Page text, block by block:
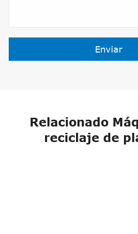
Enviar
Relacionado
reciclaje de